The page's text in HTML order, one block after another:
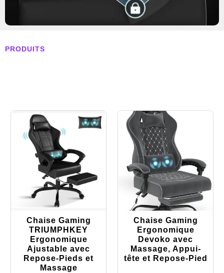
PRODUITS
Chaise Gaming
TRIUMPHKEY
Ergonomique
Ajustable avec
Repose-Pieds et
Massage
Chaise Gaming
Ergonomique
Devoko avec
Massage, Appui-
tête et Repose-Pied